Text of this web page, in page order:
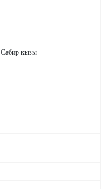
кызы